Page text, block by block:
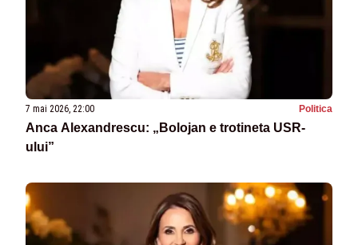
7 mai 2026, 22:00 Politica
Anca Alexandrescu: „Bolojan e trotineta USR-
ului”